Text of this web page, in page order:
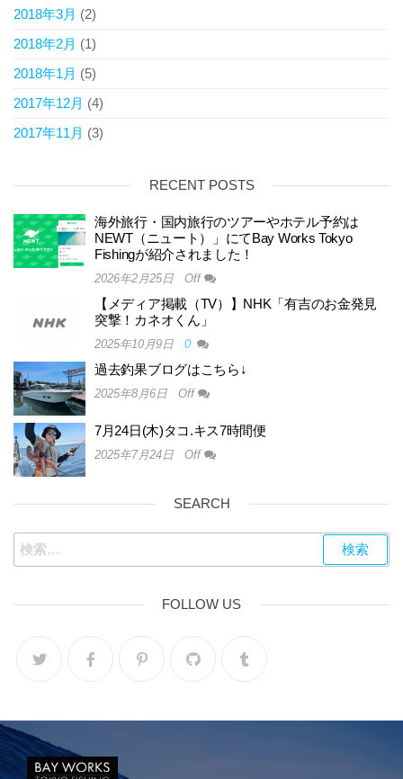
2018年3月 (2)
2018年2月 (1)
2018年1月 (5)
2017年12月 (4)
2017年11月 (3)
RECENT POSTS
海外旅行・国内旅行のツアーやホテル予約は
NEWT（ニュート）」にてBay Works Tokyo
Fishingが紹介されました！
2026年2月25日 Off
【メディア掲載（TV）】NHK「有吉のお金発見
突撃！カネオくん」
2025年10月9日 0
過去釣果ブログはこちら↓
2025年8月6日 Off
7月24日(木)タコ.キス7時間便
2025年7月24日 Off
SEARCH
FOLLOW US